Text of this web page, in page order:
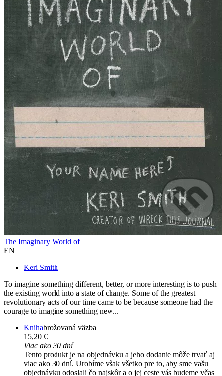
The Imaginary World of
EN
Keri Smith
To imagine something different, better, or more interesting is to push
the existing world into a state of change. Some of the greatest
revolutionary acts of our time came to be because someone had the
courage to imagine something new...
Knihabrožovaná väzba
15,20 €
Viac ako 30 dní
Tento produkt je na objednávku a jeho dodanie môže trvať aj
viac ako 30 dní. Urobíme však všetko pre to, aby sme vašu
objednávku odoslali čo najskôr a o jej ceste vás budeme včas